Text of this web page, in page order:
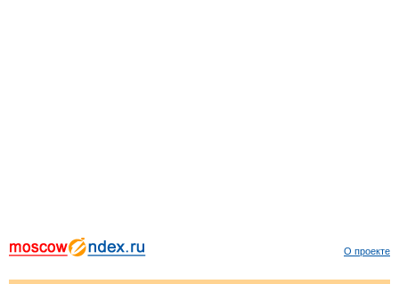
О проекте